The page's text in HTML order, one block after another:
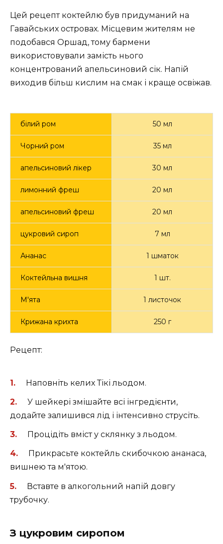
Цей рецепт коктейлю був придуманий на
Гавайських островах. Місцевим жителям не
подобався Оршад, тому бармени
використовували замість нього
концентрований апельсиновий сік. Напій
виходив більш кислим на смак і краще освіжав.
білий ром 50 мл
Чорний ром 35 мл
апельсиновий лікер 30 мл
лимонний фреш 20 мл
апельсиновий фреш 20 мл
цукровий сироп 7 мл
Ананас 1 шматок
Коктейльна вишня 1 шт.
М'ята 1 листочок
Крижана крихта 250 г
Рецепт:
Наповніть келих Тікі льодом.
У шейкері змішайте всі інгредієнти,
додайте залишився лід і інтенсивно струсіть.
Процідіть вміст у склянку з льодом.
Прикрасьте коктейль скибочкою ананаса,
вишнею та м'ятою.
Вставте в алкогольний напій довгу
трубочку.
З цукровим сиропом